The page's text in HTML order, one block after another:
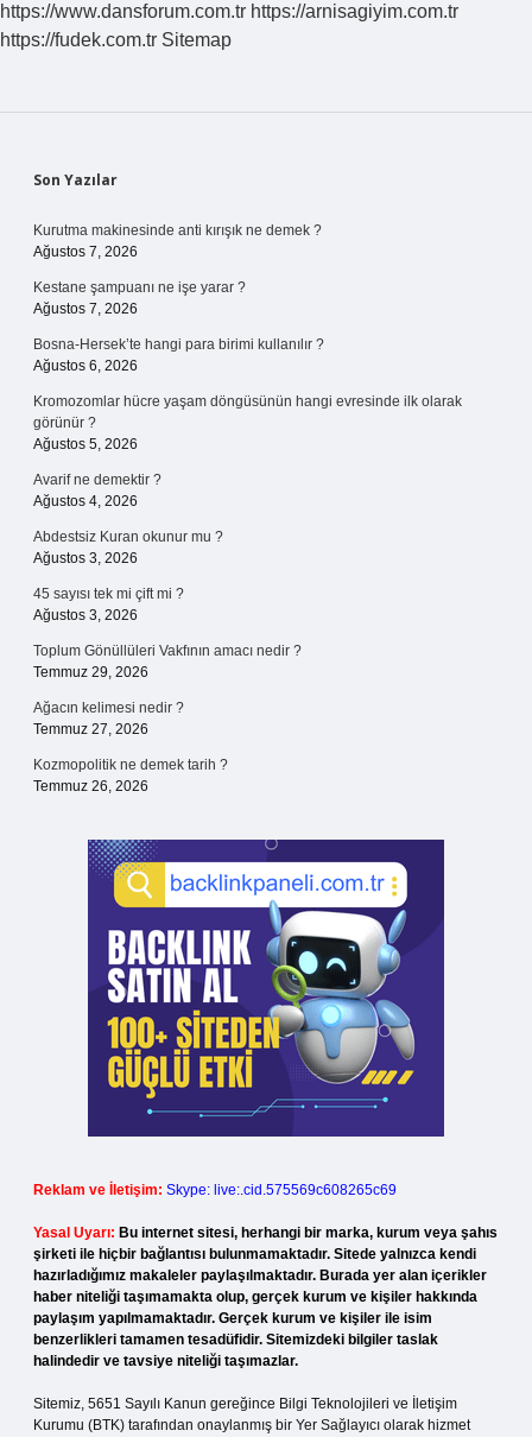
https://www.dansforum.com.tr https://arnisagiyim.com.tr
https://fudek.com.tr Sitemap
Sidebar
Son Yazılar
Kurutma makinesinde anti kırışık ne demek ?
Ağustos 7, 2026
Kestane şampuanı ne işe yarar ?
Ağustos 7, 2026
Bosna-Hersek’te hangi para birimi kullanılır ?
Ağustos 6, 2026
Kromozomlar hücre yaşam döngüsünün hangi evresinde ilk olarak
görünür ?
Ağustos 5, 2026
Avarif ne demektir ?
Ağustos 4, 2026
Abdestsiz Kuran okunur mu ?
Ağustos 3, 2026
45 sayısı tek mi çift mi ?
Ağustos 3, 2026
Toplum Gönüllüleri Vakfının amacı nedir ?
Temmuz 29, 2026
Ağacın kelimesi nedir ?
Temmuz 27, 2026
Kozmopolitik ne demek tarih ?
Temmuz 26, 2026
Reklam ve İletişim: Skype: live:.cid.575569c608265c69
Yasal Uyarı: Bu internet sitesi, herhangi bir marka, kurum veya şahıs
şirketi ile hiçbir bağlantısı bulunmamaktadır. Sitede yalnızca kendi
hazırladığımız makaleler paylaşılmaktadır. Burada yer alan içerikler
haber niteliği taşımamakta olup, gerçek kurum ve kişiler hakkında
paylaşım yapılmamaktadır. Gerçek kurum ve kişiler ile isim
benzerlikleri tamamen tesadüfidir. Sitemizdeki bilgiler taslak
halindedir ve tavsiye niteliği taşımazlar.
Sitemiz, 5651 Sayılı Kanun gereğince Bilgi Teknolojileri ve İletişim
Kurumu (BTK) tarafından onaylanmış bir Yer Sağlayıcı olarak hizmet